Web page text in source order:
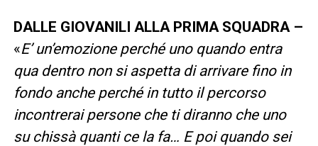
DALLE GIOVANILI ALLA PRIMA SQUADRA –
«E’ un’emozione perché uno quando entra
qua dentro non si aspetta di arrivare fino in
fondo anche perché in tutto il percorso
incontrerai persone che ti diranno che uno
su chissà quanti ce la fa… E poi quando sei